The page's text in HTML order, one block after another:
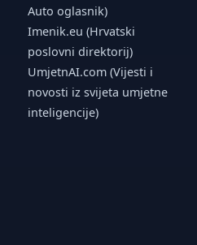
Auto oglasnik)
Imenik.eu (Hrvatski
poslovni direktorij)
UmjetnAI.com (Vijesti i
novosti iz svijeta umjetne
inteligencije)